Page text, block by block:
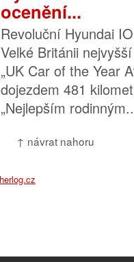
ocenění...
Revoluční Hyundai
Velké Británii
„UK Car of the Year
dojezdem 481
„Nejlepším
↑ návrat nahoru